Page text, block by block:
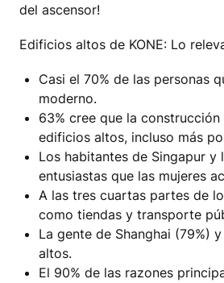
del ascensor!
Edificios altos de KONE: Lo
Casi el 70% de las personas
moderno.
63% cree que la
edificios altos, incluso más
Los habitantes de Singapur
entusiastas que las mujeres
A las tres cuartas partes de
como tiendas y transporte
La gente de Shanghai (79%)
altos.
El 90% de las razones